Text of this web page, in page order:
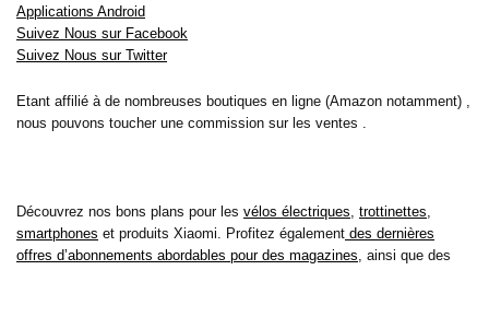
Applications Android
Suivez Nous sur Facebook
Suivez Nous sur Twitter
Etant affilié à de nombreuses boutiques en ligne (Amazon notamment) ,
nous pouvons toucher une commission sur les ventes .
Découvrez nos bons plans pour les vélos électriques, trottinettes,
smartphones et produits Xiaomi. Profitez également des dernières
offres d’abonnements abordables pour des magazines, ainsi que des